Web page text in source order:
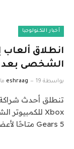
أخبار التكنولوجيا
انطلاق
الشخصى بعد
بواسطة eshraag 19 مايو، 2023
Gears 5 متاحًا لأعضاء…